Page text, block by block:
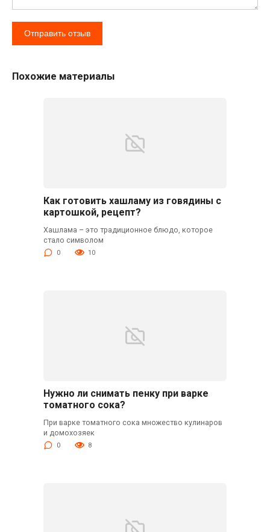
Похожие материалы
Как готовить хашламу из говядины с
картошкой, рецепт?
Хашлама – это традиционное блюдо, которое
стало символом
0 10
Нужно ли снимать пенку при варке
томатного сока?
При варке томатного сока множество кулинаров
и домохозяек
0 8